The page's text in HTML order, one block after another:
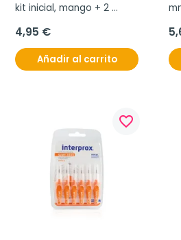
kit inicial, mango + 2
4,95 €
Añadir al carrito
favorite_border